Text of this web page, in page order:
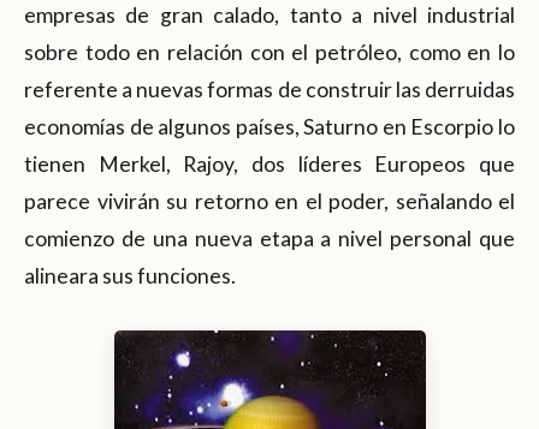
empresas de gran calado, tanto a nivel industrial
sobre todo en relación con el petróleo, como en lo
referente a nuevas formas de construir las derruidas
economías de algunos países, Saturno en Escorpio lo
tienen Merkel, Rajoy, dos líderes Europeos que
parece vivirán su retorno en el poder, señalando el
comienzo de una nueva etapa a nivel personal que
alineara sus funciones.